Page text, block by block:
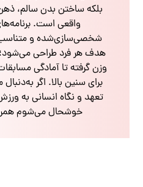
بلکه ساختن بدن سالم،
واقعی است.
شخصی‌سازی‌شده و
هدف هر فرد طراحی
وزن گرفته تا آمادگی
برای سنین بالا. اگر
تعهد و نگاه انسانی به
خوشحال می‌شوم